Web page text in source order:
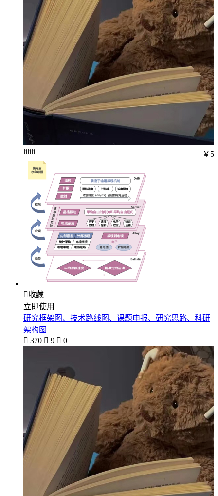
lilili ￥5
收藏
立即使用
研究框架图、技术路线图、课题申报、研究思路、科研
架构图
 370  9  0